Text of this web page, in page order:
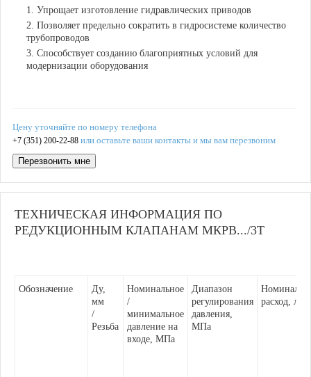
Упрощает изготовление гидравлических приводов
Позволяет предельно сократить в гидросистеме количество
трубопроводов
Способствует созданию благоприятных условий для
модернизации оборудования
Цену уточняйте по номеру телефона
+7 (351) 200-22-88 или оставьте ваши контакты и мы вам перезвоним
Перезвонить мне
ТЕХНИЧЕСКАЯ ИНФОРМАЦИЯ ПО
РЕДУКЦИОННЫМ КЛАПАНАМ МКРВ.../3Т
Обозначение
Ду,
мм
/
Резьба
Номинальное
/
минимальное
давление на
входе, МПа
Диапазон
регулирования
давления,
МПа
расход, л/